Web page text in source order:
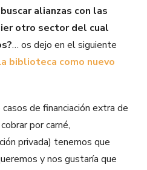
alianzas con las
otro sector del cual
… os dejo en el siguiente
biblioteca como nuevo
de financiación extra de
por carné,
privada) tenemos que
y nos gustaría que